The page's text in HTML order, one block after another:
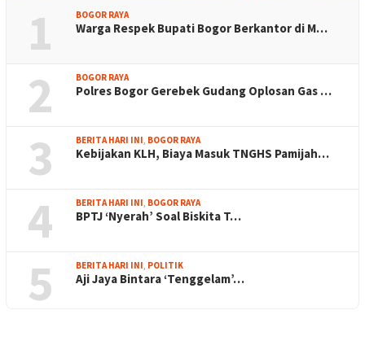
1 BOGOR RAYA
Warga Respek Bupati Bogor Berkantor di M…
2 BOGOR RAYA
Polres Bogor Gerebek Gudang Oplosan Gas …
3 BERITA HARI INI BOGOR RAYA
Kebijakan KLH, Biaya Masuk TNGHS Pamijah…
4 BERITA HARI INI BOGOR RAYA
BPTJ ‘Nyerah’ Soal Biskita T…
5 BERITA HARI INI POLITIK
Aji Jaya Bintara ‘Tenggelam’…